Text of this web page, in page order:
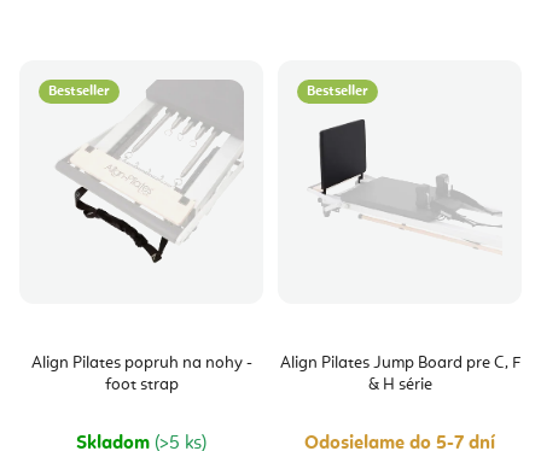
Bestseller
Align Pilates popruh na nohy -
foot strap
Skladom (>5 ks)
Bestseller
Align Pilates Jump Board pre C, F
& H série
Odosielame do 5-7 dní